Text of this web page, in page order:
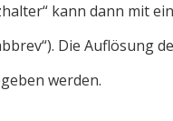
kann dann mit
Die Auflösung
werden.